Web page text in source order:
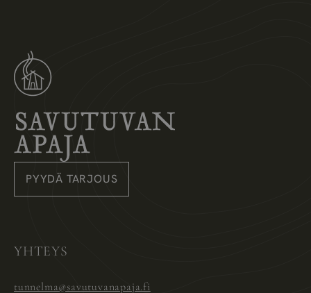
PYYDÄ TARJOUS
YHTEYS
tunnelma@savutuvanapaja.fi